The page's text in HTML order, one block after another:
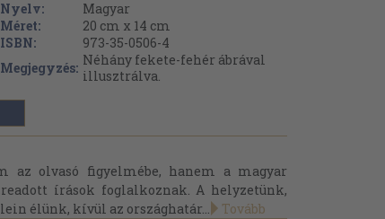
Nyelv:
Magyar
Méret:
20 cm x 14 cm
ISBN:
973-35-0506-4
Megjegyzés: Néhány fekete-fehér ábrával
illusztrálva.
az olvasó figyelmébe, hanem a magyar
írások foglalkoznak. A helyzetünk,
élünk, kívül az országhatár...
Tovább